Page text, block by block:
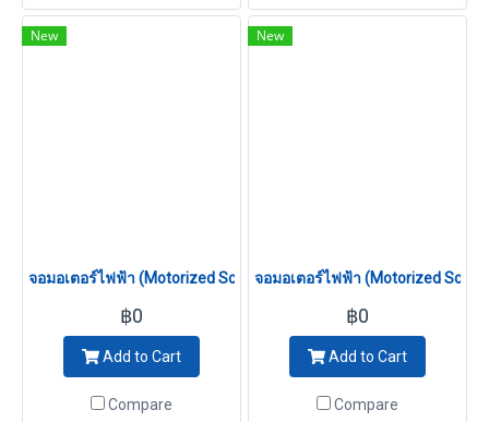
New
จอมอเตอร์ไฟฟ้า (Motorized Screen) 135 นิ้ว (4:3)
฿0
Add to Cart
Compare
New
จอมอเตอร์ไฟฟ้า (Motorized
฿0
Add to Cart
Compare